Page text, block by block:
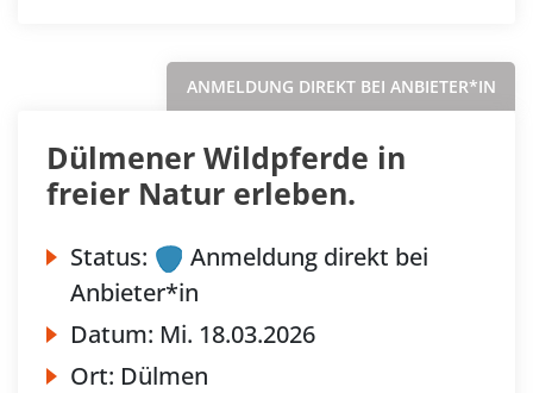
ANMELDUNG DIREKT BEI ANBIETER*IN
Dülmener Wildpferde in
freier Natur erleben.
Status:
Anmeldung direkt bei
Anbieter*in
Datum: Mi. 18.03.2026
Ort: Dülmen